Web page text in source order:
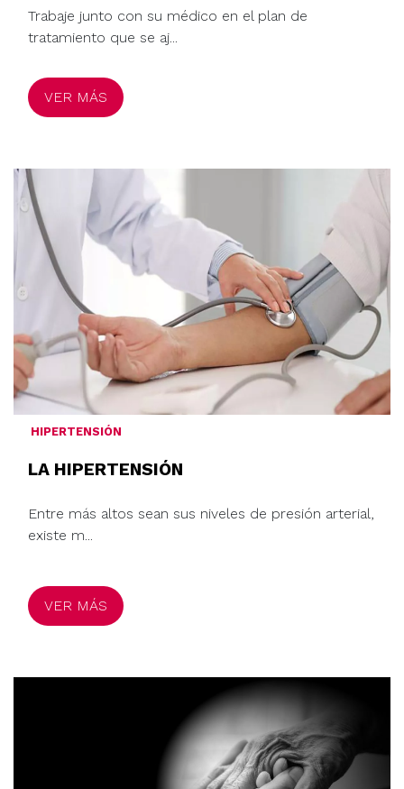
Trabaje junto con su médico en el plan de
tratamiento que se aj...
VER MÁS
HIPERTENSIÓN
LA HIPERTENSIÓN
Entre más altos sean sus niveles de presión arterial,
existe m...
VER MÁS